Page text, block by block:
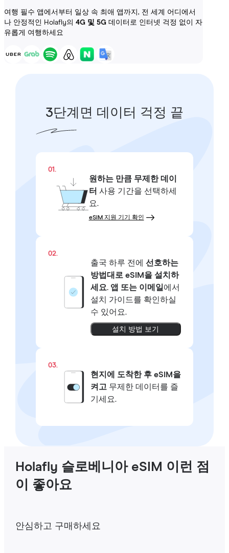
여행 필수 앱에서부터 일상 속 최애 앱까지, 전 세계 어디에서
나 안정적인 Holafly의 4G 및 5G 데이터로 인터넷 걱정 없이 자
유롭게 여행하세요
3단계면 데이터 걱정 끝
01.
원하는 만큼 무제한 데이
터 사용 기간을 선택하세
요.
eSIM 지원 기기 확인
02.
출국 하루 전에 선호하는
방법대로 eSIM을 설치하
세요. 앱 또는 이메일 에서
설치 가이드를 확인하실
수 있어요.
설치 방법 보기
03.
현지에 도착한 후 eSIM을
켜고 무제한 데이터를 즐
기세요.
Holafly 슬로베니아 eSIM 이런 점
이 좋아요
안심하고 구매하세요